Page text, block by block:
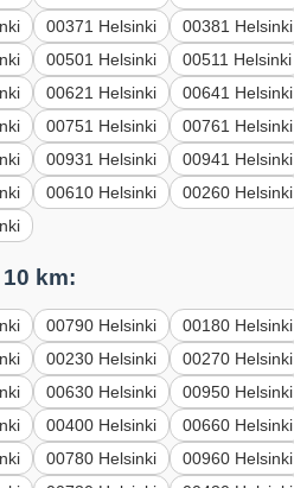
00371 Helsinki 00381 Helsinki
00501 Helsinki 00511 Helsinki
00621 Helsinki 00641 Helsinki
00751 Helsinki 00761 Helsinki
00931 Helsinki 00941 Helsinki
00610 Helsinki 00260 Helsinki
km:
00790 Helsinki 00180 Helsinki
00230 Helsinki 00270 Helsinki
00630 Helsinki 00950 Helsinki
00400 Helsinki 00660 Helsinki
00780 Helsinki 00960 Helsinki